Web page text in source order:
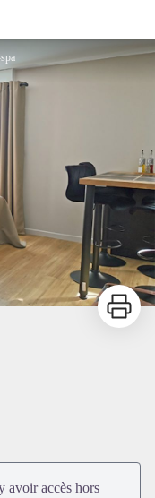
Département
Imprimer
avoir accès hors